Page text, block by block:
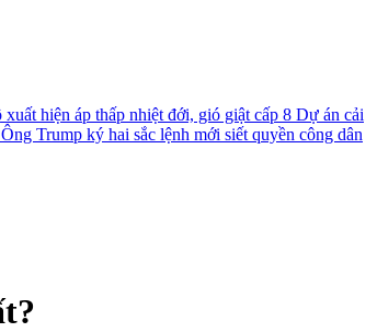
hiện áp thấp nhiệt đới, gió giật cấp 8 Dự án cải
Ông Trump ký hai sắc lệnh mới siết quyền công dân